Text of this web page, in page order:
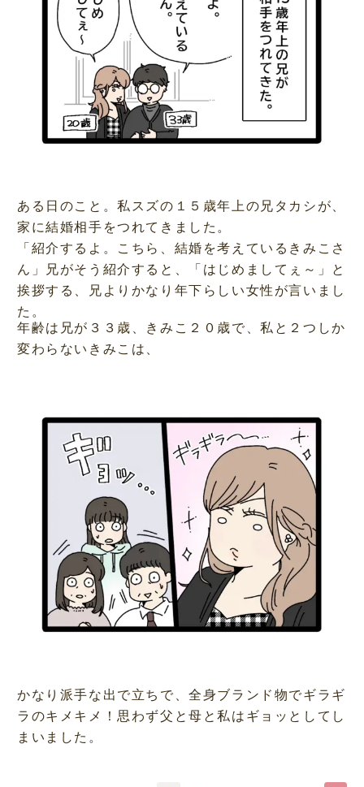
ある日のこと。私スズの１５歳年上の兄タカシが、
家に結婚相手をつれてきました。
「紹介するよ。こちら、結婚を考えているきみこさ
ん」兄がそう紹介すると、「はじめましてぇ～」と
挨拶する、兄よりかなり年下らしい女性が言いまし
た。
年齢は兄が３３歳、きみこ２０歳で、私と２つしか
変わらないきみこは、
かなり派手な出で立ちで、全身ブランド物でギラギ
ラのキメキメ！思わず父と母と私はギョッとしてし
まいました。